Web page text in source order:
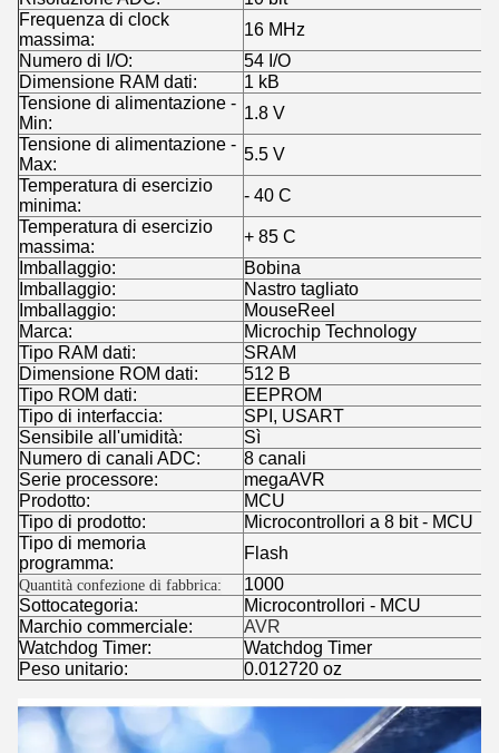
Frequenza di clock
massima:
16 MHz
Numero di I/O:
54 I/O
Dimensione RAM dati:
1 kB
Tensione di alimentazione -
Min:
1.8 V
Tensione di alimentazione -
Max:
5.5 V
Temperatura di esercizio
minima:
- 40 C
Temperatura di esercizio
massima:
+ 85 C
Imballaggio:
Bobina
Imballaggio:
Nastro tagliato
Imballaggio:
MouseReel
Marca:
Microchip Technology
Tipo RAM dati:
SRAM
Dimensione ROM dati:
512 B
Tipo ROM dati:
EEPROM
Tipo di interfaccia:
SPI, USART
Sensibile all'umidità:
Sì
Numero di canali ADC:
8 canali
Serie processore:
megaAVR
Prodotto:
MCU
Tipo di prodotto:
Microcontrollori a 8 bit - MCU
Tipo di memoria
programma:
Flash
Quantità confezione di fabbrica:
1000
Sottocategoria:
Microcontrollori - MCU
Marchio commerciale:
AVR
Watchdog Timer:
Watchdog Timer
Peso unitario:
0.012720 oz